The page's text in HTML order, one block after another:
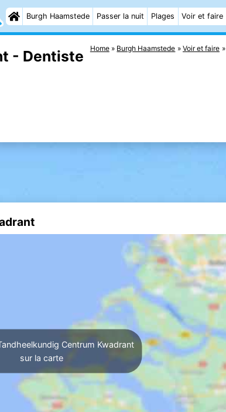
Burgh Haamstede Passer la nuit Plages Voir et faire
Home Burgh Haamstede Voir et faire
- Dentiste
Centrum Kwadrant
sur la carte